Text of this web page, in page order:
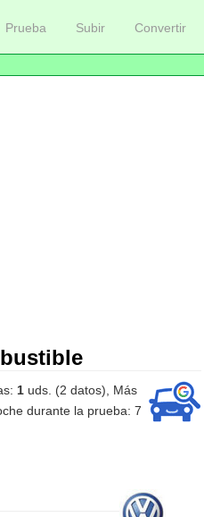
Prueba Subir Convertir
1 uds. (2 datos), Más
durante la prueba: 7